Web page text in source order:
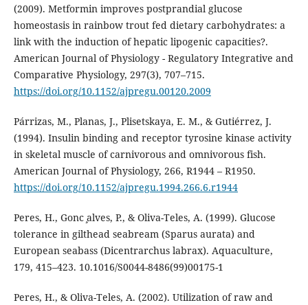
(2009). Metformin improves postprandial glucose
homeostasis in rainbow trout fed dietary carbohydrates: a
link with the induction of hepatic lipogenic capacities?.
American Journal of Physiology - Regulatory Integrative and
Comparative Physiology, 297(3), 707–715.
https://doi.org/10.1152/ajpregu.00120.2009
Párrizas, M., Planas, J., Plisetskaya, E. M., & Gutiérrez, J.
(1994). Insulin binding and receptor tyrosine kinase activity
in skeletal muscle of carnivorous and omnivorous fish.
American Journal of Physiology, 266, R1944 – R1950.
https://doi.org/10.1152/ajpregu.1994.266.6.r1944
Peres, H., Gonc ̧alves, P., & Oliva-Teles, A. (1999). Glucose
tolerance in gilthead seabream (Sparus aurata) and
European seabass (Dicentrarchus labrax). Aquaculture,
179, 415–423. 10.1016/S0044-8486(99)00175-1
Peres, H., & Oliva-Teles, A. (2002). Utilization of raw and